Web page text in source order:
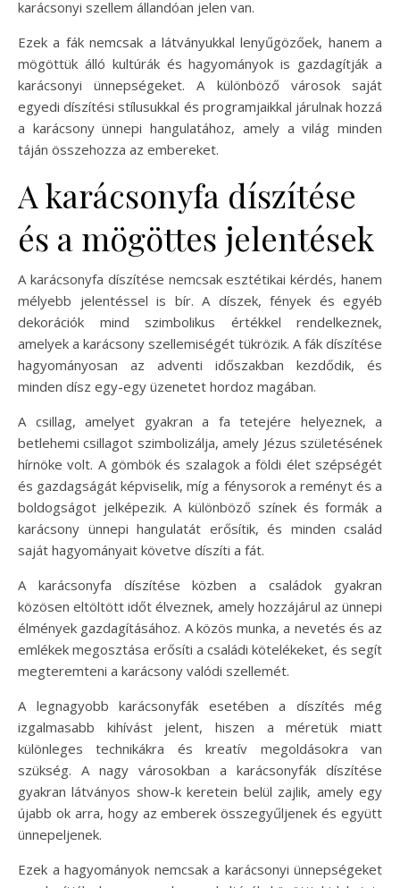
karácsonyi szellem állandóan jelen van.
Ezek a fák nemcsak a látványukkal lenyűgözőek, hanem a
mögöttük álló kultúrák és hagyományok is gazdagítják a
karácsonyi ünnepségeket. A különböző városok saját
egyedi díszítési stílusukkal és programjaikkal járulnak hozzá
a karácsony ünnepi hangulatához, amely a világ minden
táján összehozza az embereket.
A karácsonyfa díszítése
és a mögöttes jelentések
A karácsonyfa díszítése nemcsak esztétikai kérdés, hanem
mélyebb jelentéssel is bír. A díszek, fények és egyéb
dekorációk mind szimbolikus értékkel rendelkeznek,
amelyek a karácsony szellemiségét tükrözik. A fák díszítése
hagyományosan az adventi időszakban kezdődik, és
minden dísz egy-egy üzenetet hordoz magában.
A csillag, amelyet gyakran a fa tetejére helyeznek, a
betlehemi csillagot szimbolizálja, amely Jézus születésének
hírnöke volt. A gömbök és szalagok a földi élet szépségét
és gazdagságát képviselik, míg a fénysorok a reményt és a
boldogságot jelképezik. A különböző színek és formák a
karácsony ünnepi hangulatát erősítik, és minden család
saját hagyományait követve díszíti a fát.
A karácsonyfa díszítése közben a családok gyakran
közösen eltöltött időt élveznek, amely hozzájárul az ünnepi
élmények gazdagításához. A közös munka, a nevetés és az
emlékek megosztása erősíti a családi kötelékeket, és segít
megteremteni a karácsony valódi szellemét.
A legnagyobb karácsonyfák esetében a díszítés még
izgalmasabb kihívást jelent, hiszen a méretük miatt
különleges technikákra és kreatív megoldásokra van
szükség. A nagy városokban a karácsonyfák díszítése
gyakran látványos show-k keretein belül zajlik, amely egy
újabb ok arra, hogy az emberek összegyűljenek és együtt
ünnepeljenek.
Ezek a hagyományok nemcsak a karácsonyi ünnepségeket